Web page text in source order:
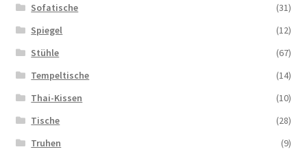
Sofatische
(31)
Spiegel
(12)
Stühle
(67)
Tempeltische
(14)
Thai-Kissen
(10)
Tische
(28)
Truhen
(9)